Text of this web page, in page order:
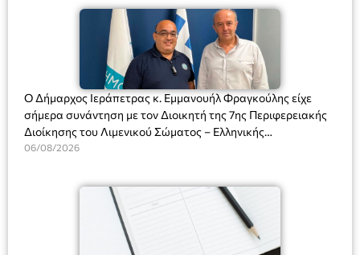
Ο Δήμαρχος Ιεράπετρας κ. Εμμανουήλ Φραγκούλης είχε
σήμερα συνάντηση με τον Διοικητή της 7ης Περιφερειακής
Διοίκησης του Λιμενικού Σώματος – Ελληνικής
Ακτοφυλακής (Λ.Σ.-ΕΛ.ΑΚΤ.), Αρχιπλοίαρχο Λ.Σ. κ. Ιωάννη
06/08/2026